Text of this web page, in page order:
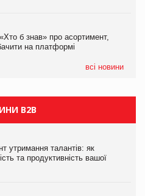
б знав» про асортимент,
на платформі
всі новини
купує мережу магазинів
B2B
утримання талантів: як
та продуктивність вашої